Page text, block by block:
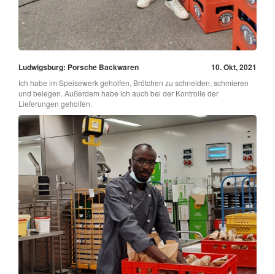
Ludwigsburg: Porsche Backwaren 10. Okt, 2021
Ich habe im Speisewerk geholfen, Brötchen zu schneiden, schmieren
und belegen. Außerdem habe ich auch bei der Kontrolle der
Lieferungen geholfen.